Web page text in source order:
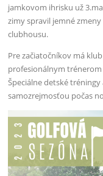
jamkovom ihrisku už
zimy spravil jemné
clubhousu.
Pre začiatočníkov má
profesionálnym
Špeciálne detské
samozrejmosťou počas